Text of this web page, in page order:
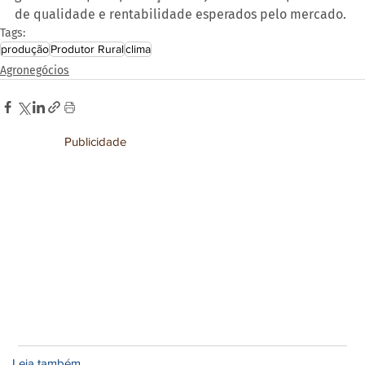
de qualidade e rentabilidade esperados pelo mercado.
Tags:
produçãoProdutor Ruralclima
Agronegócios
Publicidade